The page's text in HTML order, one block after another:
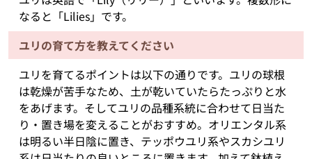
なると「Lilies」です。
ユリの育て方を教えてください
ユリを育てるポイントは以下の通りです。ユリの球根
は乾燥が苦手なため、土が乾いていたらたっぷりと水
をあげます。そしてユリの品種系統に合わせて日当た
り・置き場を変えることがおすすめ。オリエンタル系
は明るい半日陰に置き、テッポウユリ系やスカシユリ